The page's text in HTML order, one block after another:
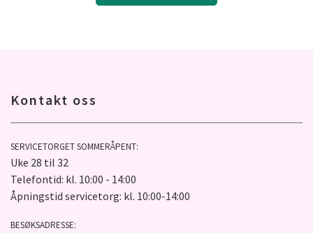
Kontakt oss
SERVICETORGET SOMMERÅPENT:
Uke 28 til 32
Telefontid: kl. 10:00 - 14:00
Åpningstid servicetorg: kl. 10:00-14:00
BESØKSADRESSE: